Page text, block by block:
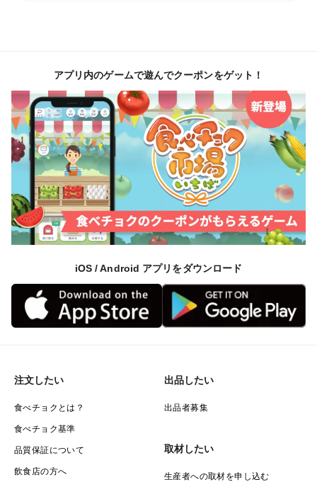
アプリ内のゲームで遊んでクーポンをゲット！
iOS / Android アプリをダウンロード
注文したい
食べチョクとは？
食べチョク基準
品質保証について
飲食店の方へ
出品したい
出品者募集
取材したい
生産者への取材を申し込む